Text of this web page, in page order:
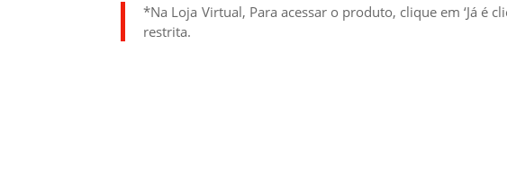
*Na Loja Virtual, Para acessar o produto, clique em ‘Já é
restrita.